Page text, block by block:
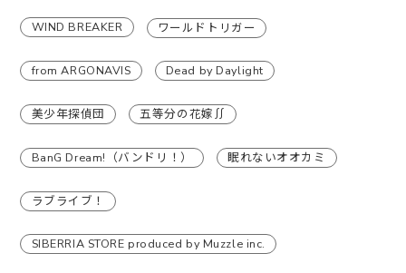
WIND BREAKER ワールドトリガー
from ARGONAVIS Dead by Daylight
美少年探偵団 五等分の花嫁∬
BanG Dream!（バンドリ！） 眠れないオオカミ
ラブライブ！
SIBERRIA STORE produced by Muzzle inc.